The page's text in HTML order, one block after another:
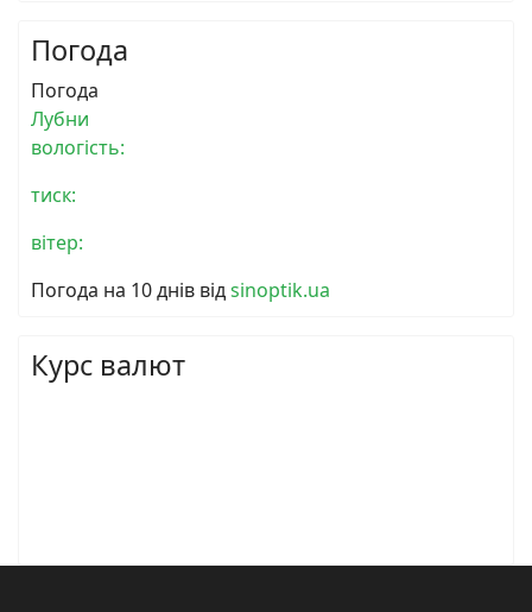
Погода
Погода
Лубни
вологість:
тиск:
вітер:
Погода на 10 днів відsinoptik.ua
Курс валют